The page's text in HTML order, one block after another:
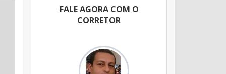
FALE AGORA COM O
CORRETOR